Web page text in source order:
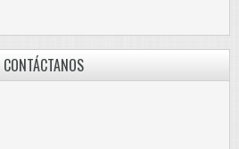
CONTÁCTANOS